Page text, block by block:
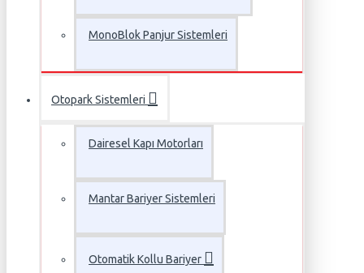
MonoBlok Panjur Sistemleri
Otopark Sistemleri
Dairesel Kapı Motorları
Mantar Bariyer Sistemleri
Otomatik Kollu Bariyer